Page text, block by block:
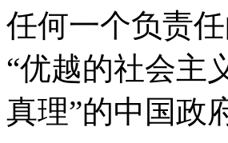
任何一个负责
“优越的社会主
真理”的中国政